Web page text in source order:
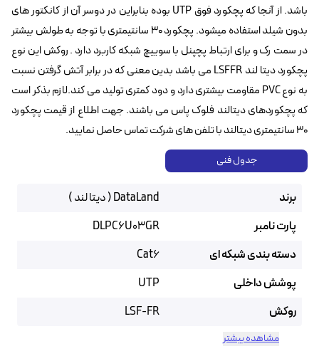
باشد. از آنجا که پچکورد فوق UTP بوده بنابراین در دوسر آن از کانکتور های
بدون شیلد استفاده میشود. پچکورد 30 سانتیمتری با توجه به طولش بیشتر
در سمت رک و برای ارتباط پچپنل با سوییچ شبکه کاربرد دارد . روکش این نوع
پچکورد دیتا لند LSFFR می باشد بدین معنی که در برابر آتش گرفتن نسبت
به نوع PVC مقاومت بیشتری دارد و دود کمتری تولید می کند.لازم بذکر است
که پچکوردهای دیتالند فلوک پاس می باشند. جهت اطلاع از قیمت پچکورد
30 سانتیمتری دیتالند با تلفن های شرکت تماس حاصل نمایید.
جدول فنی
برند
DataLand ( دیتا لند )
پارت نامبر
DLPC6U03GR
دسته بندی شبکه ای
Cat6
پوشش داخلی
UTP
روکش
LSF-FR
مشاهده بیشتر